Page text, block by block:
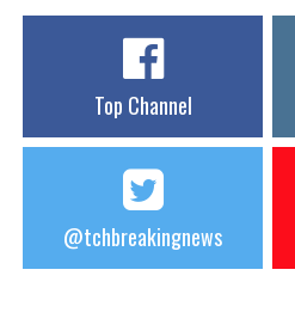
Top Channel
@tchbreakingnews